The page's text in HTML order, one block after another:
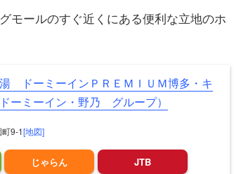
モールのすぐ近くにある便利な立地のホ
ドーミーインＰＲＥＭＩＵＭ博多・キ
ーミーイン・野乃 グループ）
町9-1[地図]
じゃらん JTB